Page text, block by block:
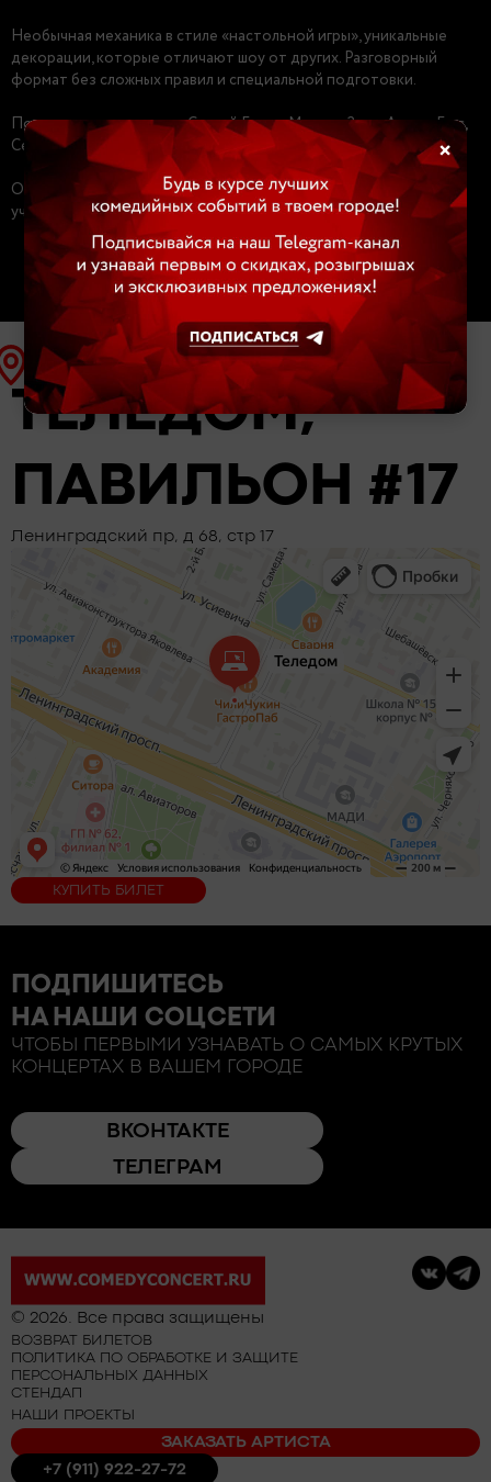
×
Необычная механика в стиле «настольной игры», уникальные
декорации, которые отличают шоу от других. Разговорный
формат без сложных правил и специальной подготовки.
Постоянные участники: Сергей Горох, Максим Заяц, Артем Гаус,
Сергей Шевелев.
Организатор оставляет за собой право изменить состав
участников.
ТЕЛЕДОМ,
ПАВИЛЬОН #17
Ленинградский пр, д 68, стр 17
КУПИТЬ БИЛЕТ
ПОДПИШИТЕСЬ
НА НАШИ СОЦСЕТИ
ЧТОБЫ ПЕРВЫМИ УЗНАВАТЬ О САМЫХ КРУТЫХ
КОНЦЕРТАХ В ВАШЕМ ГОРОДЕ
ВКОНТАКТЕ
ТЕЛЕГРАМ
© 2026. Все права защищены
ВОЗВРАТ БИЛЕТОВ
ПОЛИТИКА ПО ОБРАБОТКЕ И ЗАЩИТЕ
ПЕРСОНАЛЬНЫХ ДАННЫХ
СТЕНДАП
НАШИ ПРОЕКТЫ
ЗАКАЗАТЬ АРТИСТА
+7 (911) 922-27-72